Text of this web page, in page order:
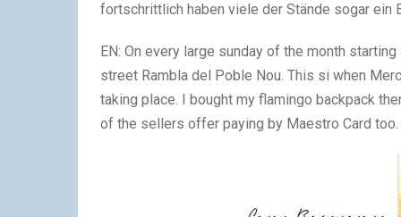
fortschrittlich haben viele der Stände sogar ein
EN: On every large sunday of the month
street Rambla del Poble Nou. This si when
taking place. I bought my flamingo backpack
of the sellers offer paying by Maestro Card too.